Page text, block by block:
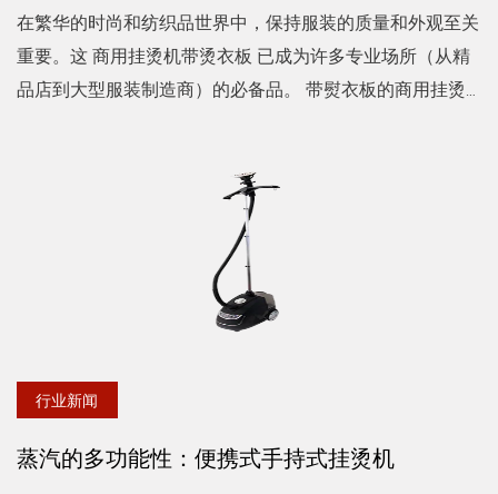
在繁华的时尚和纺织品世界中，保持服装的质量和外观至关
重要。这 商用挂烫机带烫衣板 已成为许多专业场所（从精
品店到大型服装制造商）的必备品。 带熨衣板的商用挂烫
行业新闻
蒸汽的多功能性：便携式手持式挂烫机